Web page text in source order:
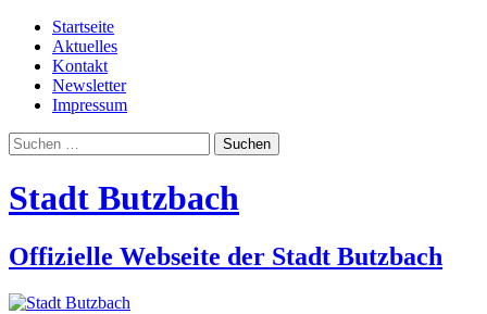
Startseite
Aktuelles
Kontakt
Newsletter
Impressum
Suchen
nach:
Stadt Butzbach
Offizielle Webseite der Stadt Butzbach